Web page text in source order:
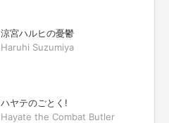
涼宮ハルヒの憂鬱
Haruhi Suzumiya
ハヤテのごとく!
Hayate the Combat Butler